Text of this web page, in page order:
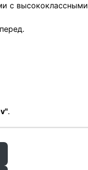
с высококлассными
.